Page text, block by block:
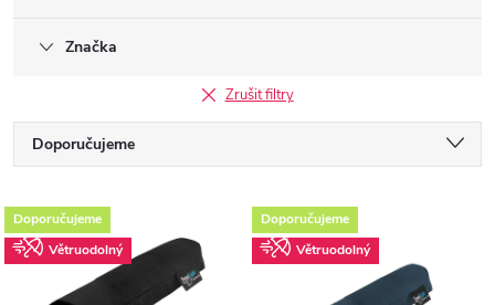
Značka
Zrušit filtry
Ř
a
z
Doporučujeme
Nejdražší
Nejprodávanější
V
ý
Doporučujeme
Větruodolný
Doporučujeme
Větruodolný